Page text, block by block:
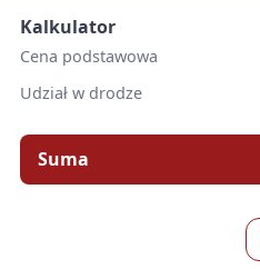
Kalkulator
Cena podstawowa
Udział w drodze
Suma